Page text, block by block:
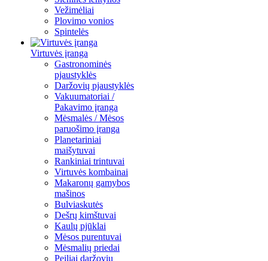
Vežimėliai
Plovimo vonios
Spintelės
Virtuvės įranga
Gastronominės
pjaustyklės
Daržovių pjaustyklės
Vakuumatoriai /
Pakavimo įranga
Mėsmalės / Mėsos
paruošimo įranga
Planetariniai
maišytuvai
Rankiniai trintuvai
Virtuvės kombainai
Makaronų gamybos
mašinos
Bulviaskutės
Dešrų kimštuvai
Kaulų pjūklai
Mėsos purentuvai
Mėsmalių priedai
Peiliai daržovių